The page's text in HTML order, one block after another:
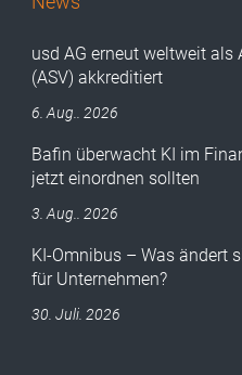
usd AG erneut weltweit als
(ASV) akkreditiert
6. Aug.. 2026
Bafin überwacht KI im
jetzt einordnen sollten
3. Aug.. 2026
KI-Omnibus – Was ändert
für Unternehmen?
30. Juli. 2026